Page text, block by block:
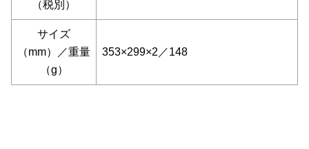
（税別）
サイズ
（mm）／重量
（g）
353×299×2／148